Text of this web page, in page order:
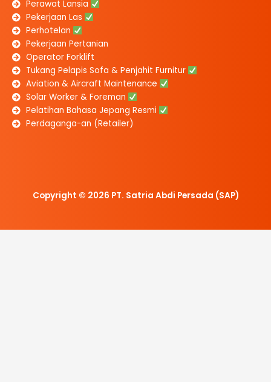
Perawat Lansia
Pekerjaan Las
Perhotelan
Pekerjaan Pertanian
Operator Forklift
Tukang Pelapis Sofa & Penjahit Furnitur
Aviation & Aircraft Maintenance
Solar Worker & Foreman
Pelatihan Bahasa Jepang Resmi
Perdaganga-an (Retailer)
Copyright © 2026 PT. Satria Abdi Persada (SAP)